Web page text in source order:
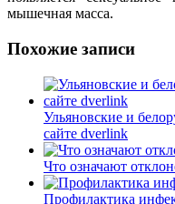
мышечная масса.
Похожие записи
Ульяновские и
сайте dverlink
Что означают
Профилактика